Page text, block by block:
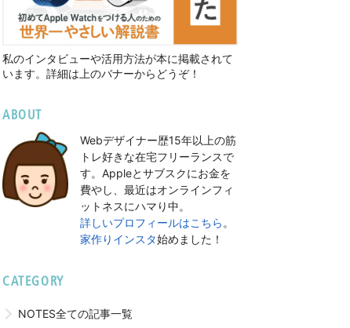
私のインタビューや活用方法が本に掲載されて
います。詳細は上のバナーからどうぞ！
ABOUT
Webデザイナー歴15年以上の筋
トレ好きな在宅フリーランスで
す。Appleとサブスクにお金を
費やし、最近はオンラインフィ
ットネスにハマり中。
詳しいプロフィールはこちら 。
家作りインスタ始めました！
CATEGORY
NOTES全ての記事一覧